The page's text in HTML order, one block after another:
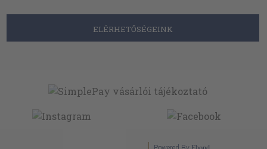
ELÉRHETŐSÉGEINK